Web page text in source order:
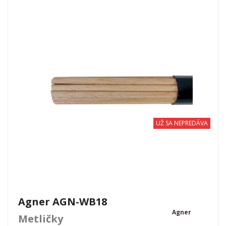
UŽ SA NEPREDÁVA
Agner AGN-WB18
Metličky
Agner